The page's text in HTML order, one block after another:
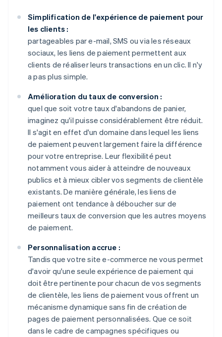
Simplification de l'expérience de paiement pour
les clients :
partageables par e-mail, SMS ou via les réseaux
sociaux, les liens de paiement permettent aux
clients de réaliser leurs transactions en un clic. Il n'y
a pas plus simple.
Amélioration du taux de conversion :
quel que soit votre taux d'abandons de panier,
imaginez qu'il puisse considérablement être réduit.
Il s'agit en effet d'un domaine dans lequel les liens
de paiement peuvent largement faire la différence
pour votre entreprise. Leur flexibilité peut
notamment vous aider à atteindre de nouveaux
publics et à mieux cibler vos segments de clientèle
existants. De manière générale, les liens de
paiement ont tendance à déboucher sur de
meilleurs taux de conversion que les autres moyens
de paiement.
Personnalisation accrue :
Tandis que votre site e-commerce ne vous permet
d'avoir qu'une seule expérience de paiement qui
doit être pertinente pour chacun de vos segments
de clientèle, les liens de paiement vous offrent un
mécanisme dynamique sans fin de création de
pages de paiement personnalisées. Que ce soit
dans le cadre de campagnes spécifiques ou